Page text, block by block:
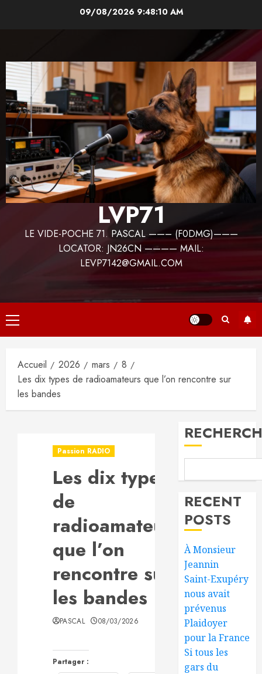
09/08/2026 9:48:11 AM
LVP71
LE VIDE-POCHE 71. PASCAL ——– (F0DMG)———
LOCATOR: JN26CN ———— MAIL:
LEVP7142@GMAIL.COM
Menu
principal
Accueil 2026 mars
8
Les dix types de radioamateurs que l’on rencontre sur
les bandes
Passion RADIO
Les dix types
de
radioamateurs
que l’on
rencontre sur
les bandes
Partager :
PASCAL 08/03/2026
RECENT
POSTS
À Monsieur
Jeannin
Saint-Exupéry
nous avait
prévenus
Plaidoyer
pour la France
Si tous les
gars du